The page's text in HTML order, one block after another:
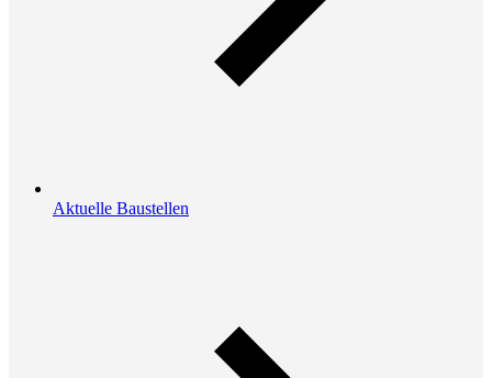
Aktuelle Baustellen